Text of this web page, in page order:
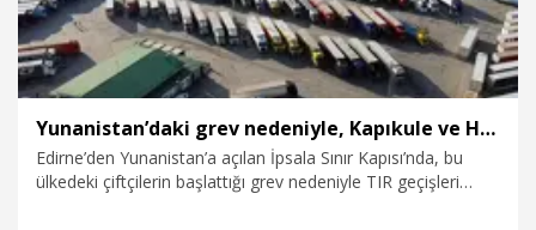
Yunanistan’daki grev nedeniyle, Kapıkule ve Hamzabeyli sınır kapılarında TIR yoğunluğu
Edirne’den Yunanistan’a açılan İpsala Sınır Kapısı’nda, bu
ülkedeki çiftçilerin başlattığı grev nedeniyle TIR geçişleri